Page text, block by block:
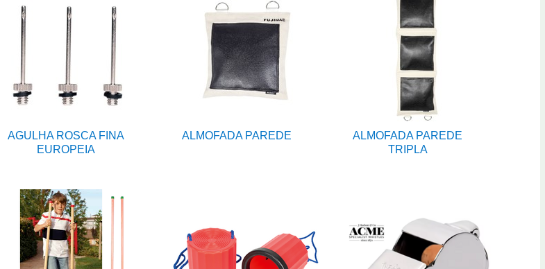
AGULHA ROSCA FINA
EUROPEIA
ALMOFADA PAREDE
ALMOFADA PAREDE
TRIPLA